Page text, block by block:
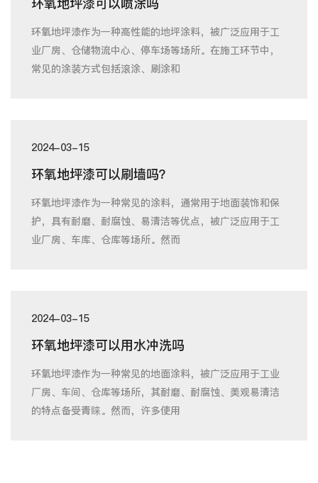
环氧地坪漆作为一种高性能的地坪涂料，被广泛应用于工
业厂房、仓储物流中心、停车场等场所。在施工环节中，
常见的涂装方式包括滚涂、刷涂和
2024-03-15
环氧地坪漆可以刷墙吗？
环氧地坪漆作为一种常见的涂料，通常用于地面装饰和保
护，具有耐磨、耐腐蚀、易清洁等优点，被广泛应用于工
业厂房、车库、仓库等场所。然而
2024-03-15
环氧地坪漆可以用水冲洗吗
环氧地坪漆作为一种常见的地面涂料，被广泛应用于工业
厂房、车间、仓库等场所，其耐磨、耐腐蚀、美观易清洁
的特点备受青睐。然而，许多使用